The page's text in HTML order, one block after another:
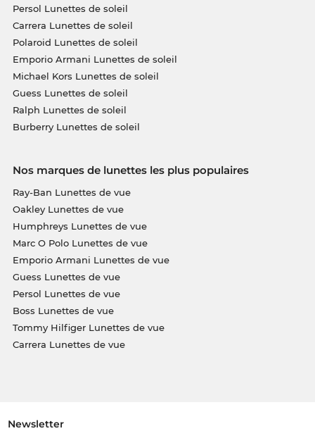
Persol Lunettes de soleil
Carrera Lunettes de soleil
Polaroid Lunettes de soleil
Emporio Armani Lunettes de soleil
Michael Kors Lunettes de soleil
Guess Lunettes de soleil
Ralph Lunettes de soleil
Burberry Lunettes de soleil
Nos marques de lunettes les plus populaires
Ray-Ban Lunettes de vue
Oakley Lunettes de vue
Humphreys Lunettes de vue
Marc O Polo Lunettes de vue
Emporio Armani Lunettes de vue
Guess Lunettes de vue
Persol Lunettes de vue
Boss Lunettes de vue
Tommy Hilfiger Lunettes de vue
Carrera Lunettes de vue
Newsletter